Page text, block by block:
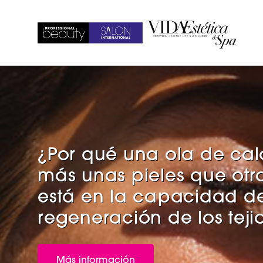
¿POR QUÉ VISITAR?
NOTICIAS FERIA
CONVENCIÓN WORLD SPA AND
WELLNESS BARCELONA
BEAUTY PÓDIUM
DIGITALIZACIÓN Y NEGOCIOS
PREMIOS PBSI 2026
ESTÉTICA
SPA & WELLNESS
UÑAS
VER REVISTAS
PELUQUERÍA
COLECCIONES
FORMACION DE PELUQUERIA
¿Por qué una ola de
más unas pieles que
está en la capacidad
regeneración de los
Más información